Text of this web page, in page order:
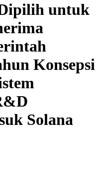
untuk
Konsepsi
Solana